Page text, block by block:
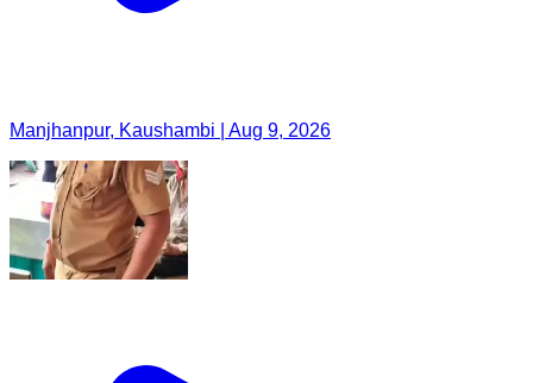
Manjhanpur, Kaushambi | Aug 9, 2026